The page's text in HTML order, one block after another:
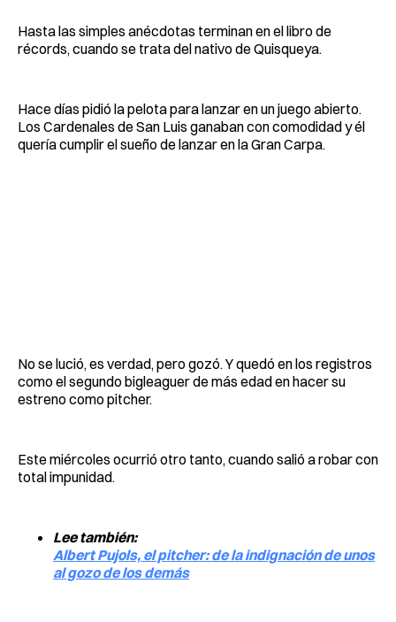
Hasta las simples anécdotas terminan en el libro de
récords, cuando se trata del nativo de Quisqueya.
Hace días pidió la pelota para lanzar en un juego abierto.
Los Cardenales de San Luis ganaban con comodidad y él
quería cumplir el sueño de lanzar en la Gran Carpa.
No se lució, es verdad, pero gozó. Y quedó en los registros
como el segundo bigleaguer de más edad en hacer su
estreno como pitcher.
Este miércoles ocurrió otro tanto, cuando salió a robar con
total impunidad.
Lee también:
Albert Pujols, el pitcher: de la indignación de unos
al gozo de los demás